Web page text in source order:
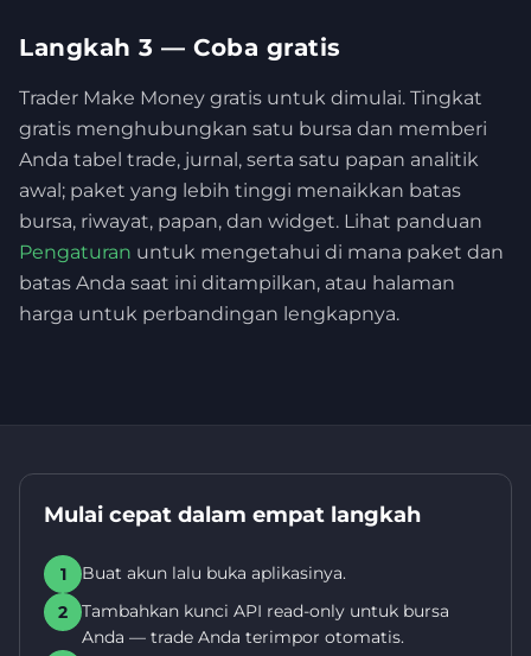
Langkah 3 — Coba gratis
Trader Make Money gratis untuk dimulai. Tingkat
gratis menghubungkan satu bursa dan memberi
Anda tabel trade, jurnal, serta satu papan analitik
awal; paket yang lebih tinggi menaikkan batas
bursa, riwayat, papan, dan widget. Lihat panduan
Pengaturan untuk mengetahui di mana paket dan
batas Anda saat ini ditampilkan, atau halaman
harga untuk perbandingan lengkapnya.
Mulai cepat dalam empat langkah
1
Buat akun lalu buka aplikasinya.
2
Tambahkan kunci API read-only untuk bursa
Anda — trade Anda terimpor otomatis.